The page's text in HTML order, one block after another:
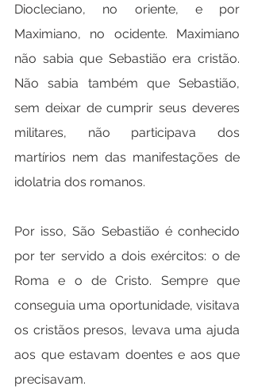
Diocleciano, no oriente, e por
Maximiano, no ocidente. Maximiano
não sabia que Sebastião era cristão.
Não sabia também que Sebastião,
sem deixar de cumprir seus deveres
militares, não participava dos
martírios nem das manifestações de
idolatria dos romanos.
Por isso, São Sebastião é conhecido
por ter servido a dois exércitos: o de
Roma e o de Cristo. Sempre que
conseguia uma oportunidade, visitava
os cristãos presos, levava uma ajuda
aos que estavam doentes e aos que
precisavam.